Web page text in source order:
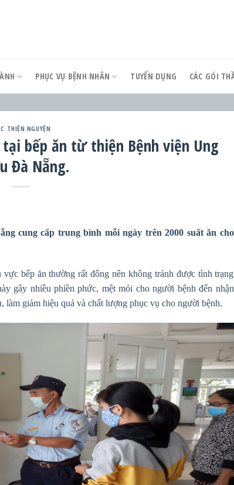
PHỤC VỤ BỆNH NHÂN TUYỂN DỤNG CÁC GÓI
THIỆN NGUYỆN
bếp ăn từ thiện Bệnh viện Ung
Đà Nẵng.
cung cấp trung bình mỗi ngày trên 2000 suất ăn cho
bếp ăn thường rất đông nên không tránh được tình trạng
gây nhiều phiền phức, mệt mỏi cho người bệnh đến nhận
giảm hiệu quả và chất lượng phục vụ cho người bệnh.